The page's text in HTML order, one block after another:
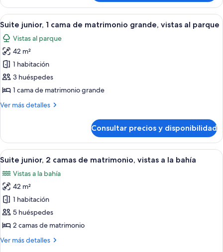
grande,
vistas
a
la
bahía
junior,
cama
de
matrimonio
grande,
vistas
la
bahía
Abrir
todas
las
fotos
de
Suite
junior,
cama
grande,
vistas
parque
Habitación de hotel con una cama
5
Suite junior, 1 cama de matrimonio grande, vistas al parque
Vistas al parque
42 m²
1 habitación
3 huéspedes
1 cama de matrimonio grande
Ver más detalles
Más
junior,
cama
matrimonio
grande,
vistas
al
parque
Consultar precios y disponibilidad
Abrir
todas
las
fotos
de
Suite
junior,
camas
Habitación de hotel con dos camas,
5
Suite junior, 2 camas de matrimonio, vistas a la bahía
Vistas a la bahía
42 m²
1 habitación
5 huéspedes
2 camas de matrimonio
Ver más detalles
Más